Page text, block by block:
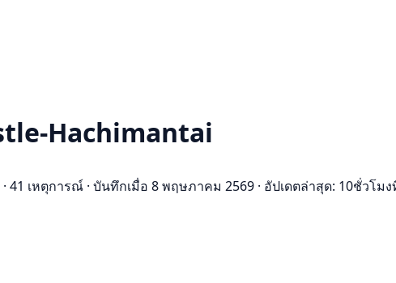
Hachimantai
· 41 เหตุการณ์ · บันทึกเมื่อ 8 พฤษภาคม 2569 · อัปเดตล่าสุด: 10ชั่วโม